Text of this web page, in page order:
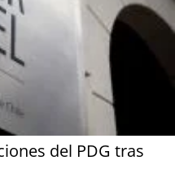
del PDG tras